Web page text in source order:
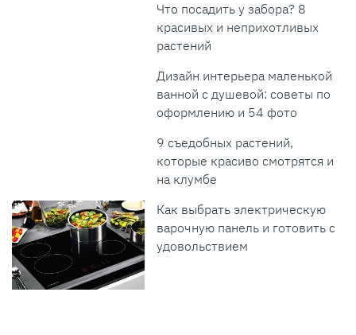
Что посадить у забора? 8
красивых и неприхотливых
растений
Дизайн интерьера маленькой
ванной с душевой: советы по
оформлению и 54 фото
9 съедобных растений,
которые красиво смотрятся и
на клумбе
Как выбрать электрическую
варочную панель и готовить с
удовольствием